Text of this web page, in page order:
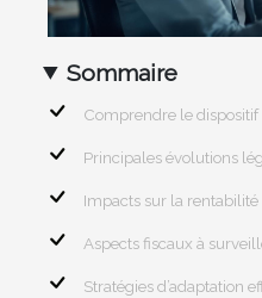
Sommaire
Comprendre le dispositif
Principales évolutions
Impacts sur la rentabilité
Aspects fiscaux à
Stratégies d’adaptation